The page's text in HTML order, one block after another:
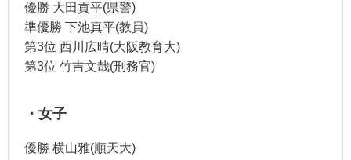
優勝 大田貢平(県警)
準優勝 下池真平(教員)
第3位 西川広晴(大阪教育大)
第3位 竹吉文哉(刑務官)
・女子
優勝 横山雅(順天大)